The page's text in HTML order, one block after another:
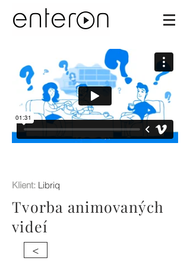
Klient: Libriq
Tvorba animovaných
videí
<